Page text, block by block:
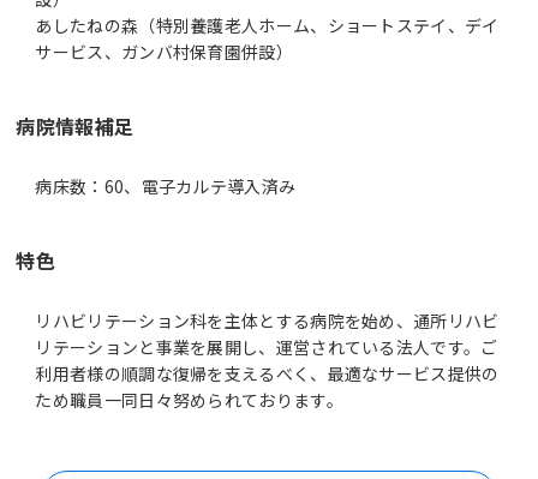
あしたねの森（特別養護老人ホーム、ショートステイ、デイ
サービス、ガンバ村保育園併設）
病院情報補足
病床数：60、電子カルテ導入済み
特色
リハビリテーション科を主体とする病院を始め、通所リハビ
リテーションと事業を展開し、運営されている法人です。ご
利用者様の順調な復帰を支えるべく、最適なサービス提供の
ため職員一同日々努められております。